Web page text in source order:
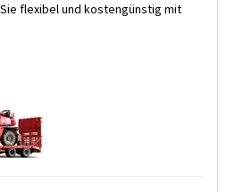
flexibel und kostengünstig mit